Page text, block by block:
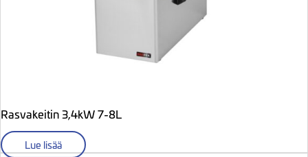
Rasvakeitin 3,4kW 7-8L
Lue lisää